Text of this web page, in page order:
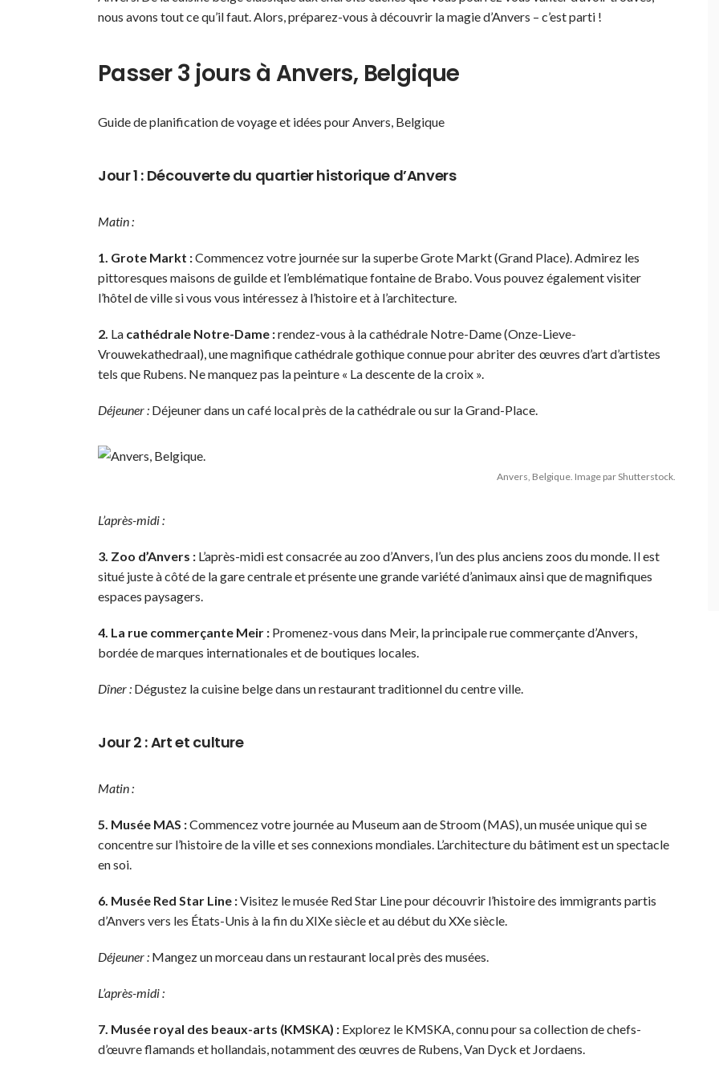
nous avons tout ce qu’il faut. Alors, préparez-vous à découvrir la magie d’Anvers – c’est parti !
Passer 3 jours à Anvers, Belgique
Guide de planification de voyage et idées pour Anvers, Belgique
Jour 1 : Découverte du quartier historique d’Anvers
Matin :
1. Grote Markt :Commencez votre journée sur la superbe Grote Markt (Grand Place). Admirez les
pittoresques maisons de guilde et l’emblématique fontaine de Brabo. Vous pouvez également visiter
l’hôtel de ville si vous vous intéressez à l’histoire et à l’architecture.
2. La cathédrale Notre-Dame :rendez-vous à la cathédrale Notre-Dame (Onze-Lieve-
Vrouwekathedraal), une magnifique cathédrale gothique connue pour abriter des œuvres d’art d’artistes
tels que Rubens. Ne manquez pas la peinture « La descente de la croix ».
Déjeuner : Déjeuner dans un café local près de la cathédrale ou sur la Grand-Place.
Anvers, Belgique. Image par Shutterstock.
L’après-midi :
3. Zoo d’Anvers : L’après-midi est consacrée au zoo d’Anvers, l’un des plus anciens zoos du monde. Il est
situé juste à côté de la gare centrale et présente une grande variété d’animaux ainsi que de magnifiques
espaces paysagers.
4. La rue commerçante Meir : Promenez-vous dans Meir, la principale rue commerçante d’Anvers,
bordée de marques internationales et de boutiques locales.
Dîner : Dégustez la cuisine belge dans un restaurant traditionnel du centre ville.
Jour 2 : Art et culture
Matin :
5. Musée MAS :Commencez votre journée au Museum aan de Stroom (MAS), un musée unique qui se
concentre sur l’histoire de la ville et ses connexions mondiales. L’architecture du bâtiment est un spectacle
en soi.
6. Musée Red Star Line :Visitez le musée Red Star Line pour découvrir l’histoire des immigrants partis
d’Anvers vers les États-Unis à la fin du XIXe siècle et au début du XXe siècle.
Déjeuner : Mangez un morceau dans un restaurant local près des musées.
L’après-midi :
7. Musée royal des beaux-arts (KMSKA) : Explorez le KMSKA, connu pour sa collection de chefs-
d’œuvre flamands et hollandais, notamment des œuvres de Rubens, Van Dyck et Jordaens.